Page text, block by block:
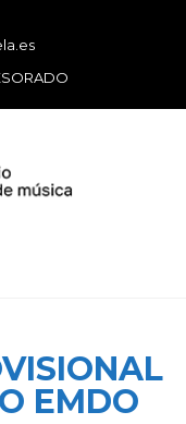
EMDO